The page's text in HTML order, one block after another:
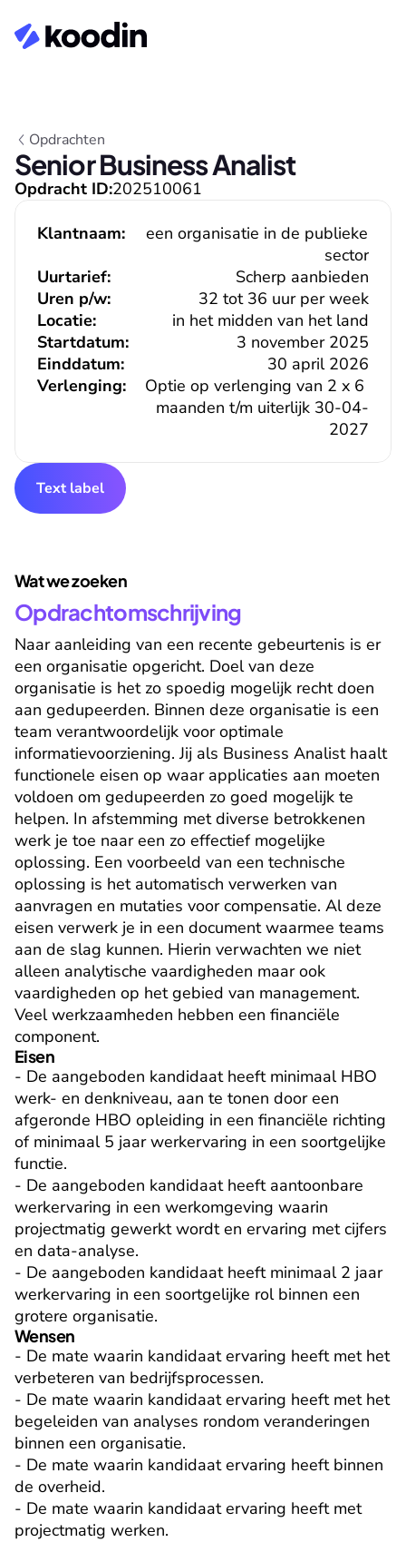
Opdrachten
Senior Business Analist
Opdracht ID:202510061
Klantnaam:
een organisatie in de publieke
sector
Uurtarief:
Scherp aanbieden
32 tot 36 uur per week
Uren p/w:
Locatie:
in het midden van het land
Verlenging:
Optie op verlenging van 2 x 6
maanden t/m uiterlijk 30-04-
2027
Einddatum: 30 april 2026
Startdatum: 3 november 2025
Text label
Wat we zoeken
Opdrachtomschrijving
Naar aanleiding van een recente gebeurtenis is er
een organisatie opgericht. Doel van deze
organisatie is het zo spoedig mogelijk recht doen
aan gedupeerden. Binnen deze organisatie is een
team verantwoordelijk voor optimale
informatievoorziening. Jij als Business Analist haalt
functionele eisen op waar applicaties aan moeten
voldoen om gedupeerden zo goed mogelijk te
helpen. In afstemming met diverse betrokkenen
werk je toe naar een zo effectief mogelijke
oplossing. Een voorbeeld van een technische
oplossing is het automatisch verwerken van
aanvragen en mutaties voor compensatie. Al deze
eisen verwerk je in een document waarmee teams
aan de slag kunnen. Hierin verwachten we niet
alleen analytische vaardigheden maar ook
vaardigheden op het gebied van management.
Veel werkzaamheden hebben een financiële
component.
Eisen
- De aangeboden kandidaat heeft minimaal HBO
werk- en denkniveau, aan te tonen door een
afgeronde HBO opleiding in een financiële richting
of minimaal 5 jaar werkervaring in een soortgelijke
functie.
- De aangeboden kandidaat heeft aantoonbare
werkervaring in een werkomgeving waarin
projectmatig gewerkt wordt en ervaring met cijfers
en data-analyse.
- De aangeboden kandidaat heeft minimaal 2 jaar
werkervaring in een soortgelijke rol binnen een
grotere organisatie.
Wensen
- De mate waarin kandidaat ervaring heeft met het
verbeteren van bedrijfsprocessen.
- De mate waarin kandidaat ervaring heeft met het
begeleiden van analyses rondom veranderingen
binnen een organisatie.
- De mate waarin kandidaat ervaring heeft binnen
de overheid.
- De mate waarin kandidaat ervaring heeft met
projectmatig werken.